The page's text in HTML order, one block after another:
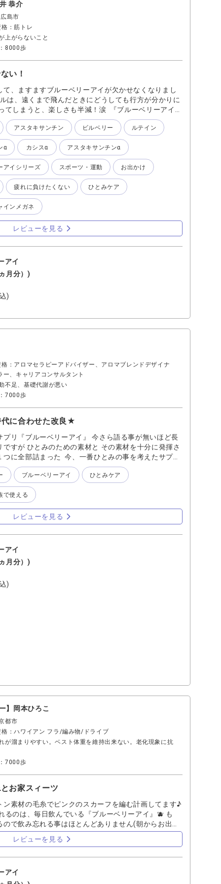
恭介
島市
：筋トレ
上がらないこと
8000歩
い！
、ますますブルーベリーアイが欠かせなくなりまし
は、遠くまで飛んだときにどうしても行方が分かりに
てしまうと、楽しさも半減！涙 『ブルーベリーアイ』
『ルテインα』 遠くと近くのボールに『カシスα』 長
サンチンα』 そしてちゃんとサンシャインメガネを
バッチリ⭐︎ それぞれに役割を果たしてくれており、45
しめている、そんな私の必需品ですね。
アスタキサンチン ビルベリー ルテイン
α カシスα アスタキサンチンα
アイシリーズ スポーツ・運動 お出かけ
疲れに負けたくない ひとみケア
インメガネ
レビューを見る
アイ
月分）)
)
：アロマセラピーアドバイザー、アロマブレンドデザイナ
ー、キャリアコンサルタント
不足、基礎代謝が悪い
7000歩
に合わせた改良★
リ『ブルーベリーアイ』 今さら語る事が無いほど長
すが ひとみのための素材と その素材を十分に発揮さ
に全部詰まった 今、一番ひとみの事を考えたサプリ
、なんといっても私が長年愛用出来る理由は 【其の
がされ成分が都度見直される サプリも毎年新しい研究
、愛用しているサプリにも見直しが必要なのかもしれ
ません…でも 『ブルーベリーアイ』はサプリの方が見
大丈夫なサプリなのです 【其の弐】 長期間愛用してい
リーアイ』を選択できたのは 長年愛用しているお客様
色を見るのが楽しくなった。」 という体験談でした
の愛用者が多い 自分が年齢を重ねた未来は誰にとって
て健康管理をするのは難しい事なのですが 幅広い世代
ルーベリーアイ』には 様々な年代のお客様の体験談が
見る事が出来るためとても参考になります こうして
不自由を感じていた私の頼れるサポーターになりまし
肢のひとつにあがるサプリですが 毎日の食事や運動と
ブルーベリーアイ ひとみケア
で使える
レビューを見る
アイ
月分）)
)
】岡本ひろこ
都市
格：ハワイアン フラ/編み物/ドライブ
が溜まりやすい。ベスト体重を維持出来ない。老化現象に抗
7000歩
お家スィーツ
素材の毛糸でピンクのスカーフを編む計画してます♪
るのは、毎日飲んでいる『ブルーベリーアイ』🫐 も
で飲み忘れる事はほとんどありません(朝からお出か
に忘れますが💦) そして編み物の休憩タイムにはブル
天ゼリーで作ったヘルシーデザート。 冷凍ブルーベ
つまでも好きなことが続けられる様に頑張ります。 ス
レビューを見る
アイ